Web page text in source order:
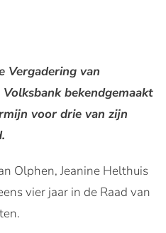
Vergadering van
bekendgemaakt
voor drie van zijn
Olphen, Jeanine Helthuis
vier jaar in de Raad van